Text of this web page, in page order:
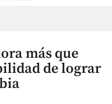
más que
de lograr